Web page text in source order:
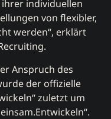
individuellen
von flexibler,
werden“, erklärt
Anspruch des
der offizielle
zuletzt um